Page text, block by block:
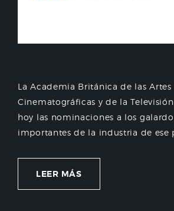
La Academia Británica de las Artes
Cinematográficas y de la
hoy las nominaciones a los
importantes de la industria de ese
LEER MÁS